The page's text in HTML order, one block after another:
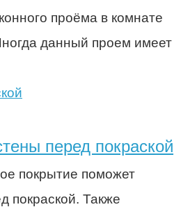
проёма в комнате
данный проем имеет
перед покраской
покрытие поможет
покраской. Также